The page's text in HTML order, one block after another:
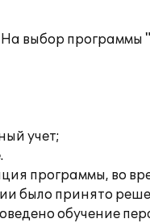
выбор программы
учет;
программы, во
было принято
обучение